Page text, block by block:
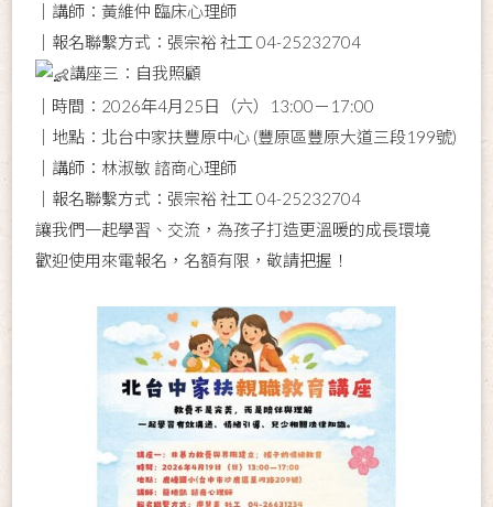
｜講師：黃維仲 臨床心理師
｜報名聯繫方式：張宗裕 社工 04-25232704
講座三：自我照顧
｜時間：2026年4月25日（六）13:00－17:00
｜地點：北台中家扶豐原中心 (豐原區豐原大道三段199號)
｜講師：林淑敏 諮商心理師
｜報名聯繫方式：張宗裕 社工 04-25232704
讓我們一起學習、交流，為孩子打造更溫暖的成長環境
歡迎使用來電報名，名額有限，敬請把握！